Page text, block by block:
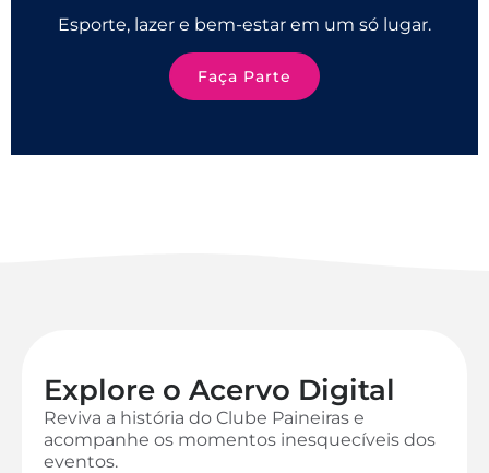
Esporte, lazer e bem-estar em um só lugar.
Faça Parte
Explore o Acervo Digital
Reviva a história do Clube Paineiras e
acompanhe os momentos inesquecíveis dos
eventos.